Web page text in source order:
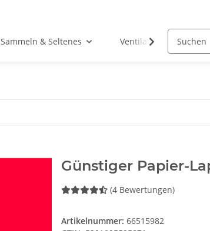
Sammeln & Seltenes Ventilatoren
Günstiger Papier-
(4 Bewertungen)
Artikelnummer: 66515982